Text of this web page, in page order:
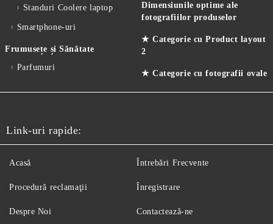
Standuri Coolere laptop
Smartphone-uri
Frumusețe și Sănătate
Parfumuri
Dimensiunile optime ale
fotografiilor produselor
★ Categorie cu Product layout
2
★ Categorie cu fotografii ovale
Link-uri rapide:
Acasă
Procedură reclamaţii
Despre Noi
Întrebări Frecvente
Înregistrare
Contactează-ne